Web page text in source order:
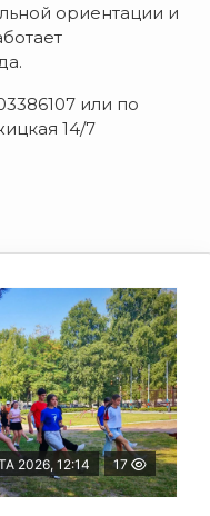
ориентации и
или по
14/7
2026, 12:14 17